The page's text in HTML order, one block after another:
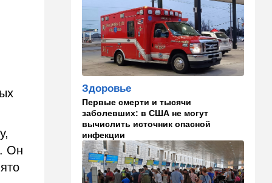
Он
В противовес Израилю и
Ирану: три мусульманские
страны объединились в
"исламский НАТО"
15:25 Общество
"Общие культурные коды":
русские дети вместе с
палестинскими строят
"новую модель ООН"
14:55 Израиль
В Израиле опасаются атак
дронов изнутри страны
Здоровье
Первые смерти и тысячи
заболевших: в США не могут
вычислить источник опасной
инфекции